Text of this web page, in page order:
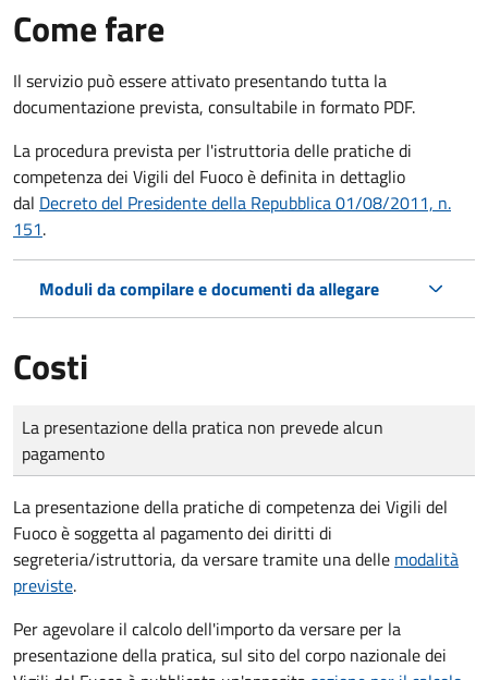
Come fare
Il servizio può essere attivato presentando tutta la
documentazione prevista, consultabile in formato PDF.
La procedura prevista per l'istruttoria delle pratiche di
competenza dei Vigili del Fuoco è definita in dettaglio
dal Decreto del Presidente della Repubblica 01/08/2011, n.
151.
Moduli da compilare e documenti da allegare
Costi
Tipo di pagamento
Importo
La presentazione della pratica non prevede alcun
pagamento
La presentazione della pratiche di competenza dei Vigili del
Fuoco è soggetta al pagamento dei diritti di
segreteria/istruttoria, da versare tramite una delle modalità
previste.
Per agevolare il calcolo dell'importo da versare per la
presentazione della pratica, sul sito del corpo nazionale dei